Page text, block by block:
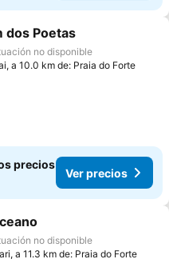
a favoritos
dos Poetas
no disponible
a 10.0 km de: Praia do Forte
precios
Ver precios
a favoritos
no disponible
a 11.3 km de: Praia do Forte